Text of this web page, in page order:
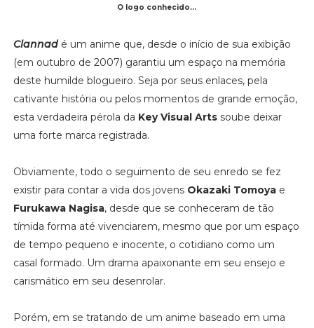
O logo conhecido...
Clannadé um anime que, desde o início de sua exibição
(em outubro de 2007) garantiu um espaço na memória
deste humilde blogueiro. Seja por seus enlaces, pela
cativante história ou pelos momentos de grande emoção,
esta verdadeira pérola da Key Visual Artssoube deixar
uma forte marca registrada.
Obviamente, todo o seguimento de seu enredo se fez
existir para contar a vida dos jovens Okazaki Tomoyae
Furukawa Nagisa, desde que se conheceram de tão
tímida forma até vivenciarem, mesmo que por um espaço
de tempo pequeno e inocente, o cotidiano como um
casal formado. Um drama apaixonante em seu ensejo e
carismático em seu desenrolar.
Porém, em se tratando de um anime baseado em uma